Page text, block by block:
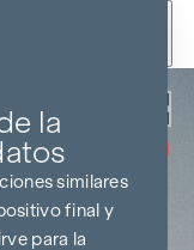
SIN COMISIONES
HASTA EL
INICIO DE LA
CONSTRUCCIÓN
la
similares
final y
para la